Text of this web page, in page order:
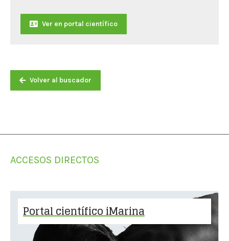
Ver en portal científico
Volver al buscador
ACCESOS DIRECTOS
Portal científico iMarina